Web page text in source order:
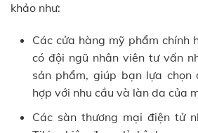
khảo như:
Các cửa hàng mỹ phẩm chính
có đội ngũ nhân viên tư vấn
sản phẩm, giúp bạn lựa chọn
hợp với nhu cầu và làn da của
Các sàn thương mại điện tử